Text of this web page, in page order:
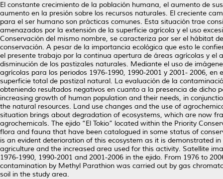
El constante crecimiento de la población humana, el aumento de
aumento en la presión sobre los recursos naturales. El creciente
para el ser humano son prácticas comunes. Esta situación trae
amenazados por la extensión de la superficie agrícola y el uso
Conservación del mismo nombre, se caracteriza por ser el hábitat
conservación. A pesar de la importancia ecológica que esto le
el presente trabajo por la continua apertura de áreas agrícolas y
disminución de los pastizales naturales. Mediante el uso de
agrícolas para los periodos 1976-1990, 1990-2001 y 2001- 2006, en
superficie total de pastizal natural. La evaluación de la
obteniendo resultados negativos en cuanto a la presencia de
increasing growth of human population and their needs, in
the natural resources. Land use changes and the use of
situation brings about degradation of ecosystems, which are now
agrochemicals. The ejido “El Tokio” located within the Priority
flora and fauna that have been catalogued in some status of
is an evident deterioration of this ecosystem as it is demonstrated
agriculture and the increased area used for this activity. Satellite
1976-1990, 1990-2001 and 2001-2006 in the ejido. From 1976 to
contamination by Methyl Parathion was carried out by gas
soil in the study area.